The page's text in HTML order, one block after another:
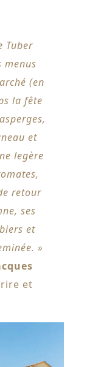
Tuber
menus
(en
la fête
et
legère
retour
ses
et
»
et